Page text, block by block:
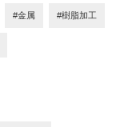
#金属 #樹脂加工